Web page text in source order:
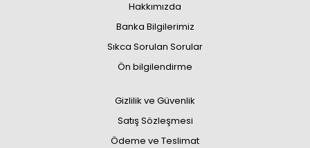
Hakkımızda
Banka Bilgilerimiz
Sıkca Sorulan Sorular
Ön bilgilendirme
Gizlilik ve Güvenlik
Satış Sözleşmesi
Ödeme ve Teslimat